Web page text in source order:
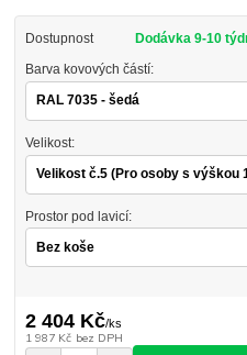
Dostupnost Dodávka 9-10
Barva kovových částí:
Velikost:
Prostor pod lavicí:
2 404 Kč/ks
1 987 Kč bez DPH